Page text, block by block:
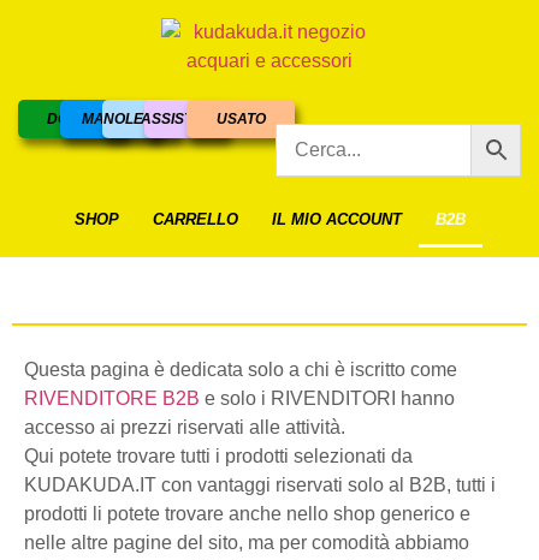
DOLCEMARINO
NOLEGGIOASSISTENZAUSATO
SHOP CARRELLO IL MIO ACCOUNT B2B
Questa pagina è dedicata solo a chi è iscritto come
RIVENDITORE B2B e solo i RIVENDITORI hanno
accesso ai prezzi riservati alle attività.
Qui potete trovare tutti i prodotti selezionati da
KUDAKUDA.IT con vantaggi riservati solo al B2B, tutti i
prodotti li potete trovare anche nello shop generico e
nelle altre pagine del sito, ma per comodità abbiamo